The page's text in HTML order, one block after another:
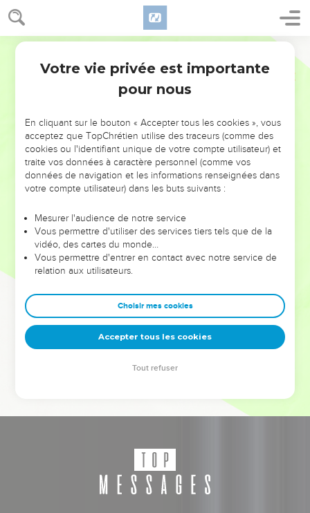
NE MANQUEZ PAS L’ÉVÉNEMENT
DE L’ANNÉE !
ET SI LEURS ERREURS POUVAIENT VOUS ÉVITER LES
VOTRES ?
leur foi ou leur vision. Mais on voit moins les doutes, les erreurs
et les saisons difficiles qu'ils ont traversés, alors même que ce
sont elles qui les ont façonnés.
Dans cette conférence, leaders, entrepreneurs, et responsables
clés pour avancer avec plus de sagesse afin que leurs erreurs
deviennent vos tremplins. Que vous guidiez un ministère, une
équipe, un groupe ou une famille, leur expérience est faite
pour vous.
Votre vie privée est importante
pour nous
En cliquant sur le bouton « Accepter tous les cookies », vous
acceptez que TopChrétien utilise des traceurs (comme des
cookies ou l'identifiant unique de votre compte utilisateur) et
traite vos données à caractère personnel (comme vos
données de navigation et les informations renseignées dans
votre compte utilisateur) dans les buts suivants :
Mesurer l'audience de notre service
Vous permettre d'utiliser des services tiers tels que de la
vidéo, des cartes du monde…
Vous permettre d'entrer en contact avec notre service de
relation aux utilisateurs.
Choisir mes cookies
Accepter tous les cookies
Tout refuser